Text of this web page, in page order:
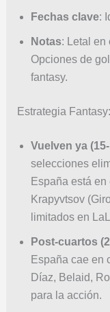
Fechas clave:
Notas: Letal en
Opciones de
fantasy.
Estrategia
Vuelven ya
selecciones
España está
Krapyvtsov
limitados en
Post-cuartos
España cae en
Díaz, Belaid,
para la acción.